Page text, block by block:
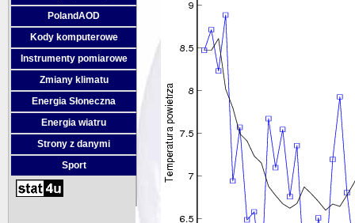
PolandAOD
Kody komputerowe
Instrumenty pomiarowe
Zmiany klimatu
Energia Słoneczna
Energia wiatru
Strony z danymi
Sport